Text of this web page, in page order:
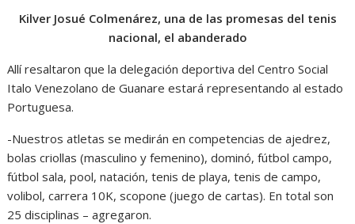
Kilver Josué Colmenárez, una de las promesas del tenis
nacional, el abanderado
Allí resaltaron que la delegación deportiva del Centro Social
Italo Venezolano de Guanare estará representando al estado
Portuguesa.
-Nuestros atletas se medirán en competencias de ajedrez,
bolas criollas (masculino y femenino), dominó, fútbol campo,
fútbol sala, pool, natación, tenis de playa, tenis de campo,
volibol, carrera 10K, scopone (juego de cartas). En total son
25 disciplinas – agregaron.